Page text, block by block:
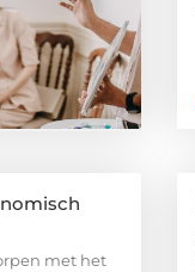
met het